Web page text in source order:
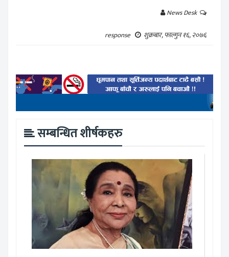
News Desk
response
शुक्रबार, फाल्गुन १६, २०७६
सम्बन्धित शीर्षकहरु